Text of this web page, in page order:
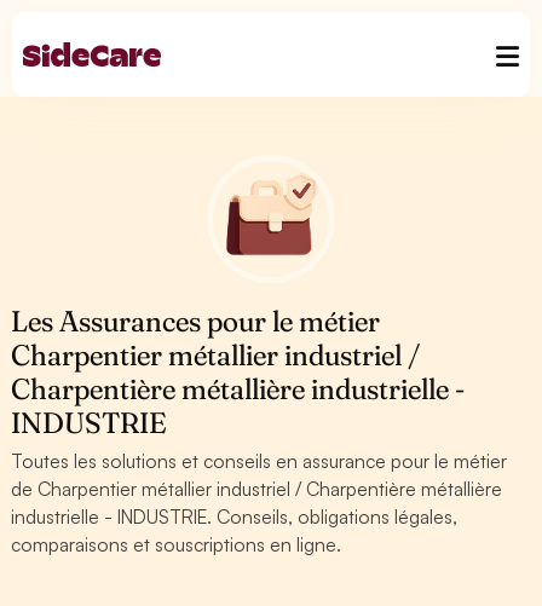
Les Assurances pour le métier
Charpentier métallier industriel /
Charpentière métallière industrielle -
INDUSTRIE
Toutes les solutions et conseils en assurance pour le métier
de Charpentier métallier industriel / Charpentière métallière
industrielle - INDUSTRIE. Conseils, obligations légales,
comparaisons et souscriptions en ligne.